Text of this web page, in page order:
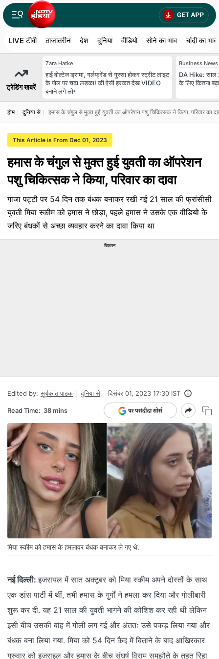
LIVE टीवी ताजातरीन देश दुनिया वीडियो सोने का भाव चांदी का भाव
ट्रेडिंग खबरें
Zara Hatke
हाई वोल्टेज ड्रामा, गर्लफ्रेंड से गुस्सा होकर स्ट्रीट लाइट
के पोल पर चढ़ा लड़का! की ऐसी हरकत देख VIDEO
बनाने लगे लोग
Business News
DA Hike: साल
के लिए कितना
होम दुनिया से हमास के चंगुल से मुक्त हुई युवती का ऑपरेशन पशु चिकित्सक ने किया, परिवार का
This Article is From Dec 01, 2023
हमास के चंगुल से मुक्त हुई युवती का ऑपरेशन
पशु चिकित्सक ने किया, परिवार का दावा
गाजा पट्टी पर 54 दिन तक बंधक बनाकर रखी गई 21 साल की फ्रांसीसी
युवती मिया स्कीम को हमास ने छोड़ा, पहले हमास ने उसके एक वीडियो के
जरिए बंधकों से अच्छा व्यवहार करने का दावा किया था
विज्ञापन
Edited by: सूर्यकांत पाठक दुनिया से दिसंबर 01, 2023 17:30 IST
Read Time: 38 mins
मिया स्कीम को हमास के हमलावर बंधक बनाकर ले गए थे.
नई दिल्ली: इजरायल में सात अक्टूबर को मिया स्कीम अपने दोस्तों के साथ
एक डांस पार्टी में थीं, तभी हमास के गुर्गों ने हमला कर दिया और गोलीबारी
शुरू कर दी. यह 21 साल की युवती भागने की कोशिश कर रही थी लेकिन
इसी बीच उसकी बांह में गोली लग गई और अंततः उसे पकड़ लिया गया और
बंधक बना लिया गया. मिया को 54 दिन कैद में बिताने के बाद आखिरकार
गुरुवार को इजराइल और हमास के बीच संघर्ष विराम समझौते के तहत रिहा